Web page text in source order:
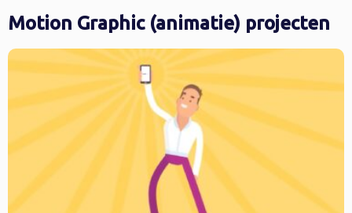
Motion Graphic (animatie) projecten